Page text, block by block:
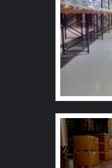
fundamental entrar
possui experiência
será feita uma
aplicação será
especializados.
TRATAMENTOS
com uma empresa
com excelência,
serviços e realiza
Com anos de
trabalha com